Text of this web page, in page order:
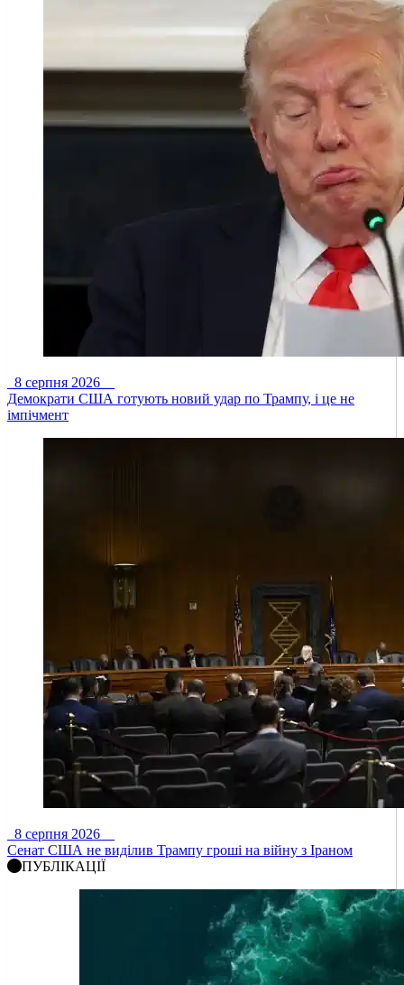
8 серпня 2026
Демократи США готують новий удар по Трампу, і це не
імпічмент
8 серпня 2026
Сенат США не виділив Трампу гроші на війну з Іраном
ПУБЛІКАЦІЇ